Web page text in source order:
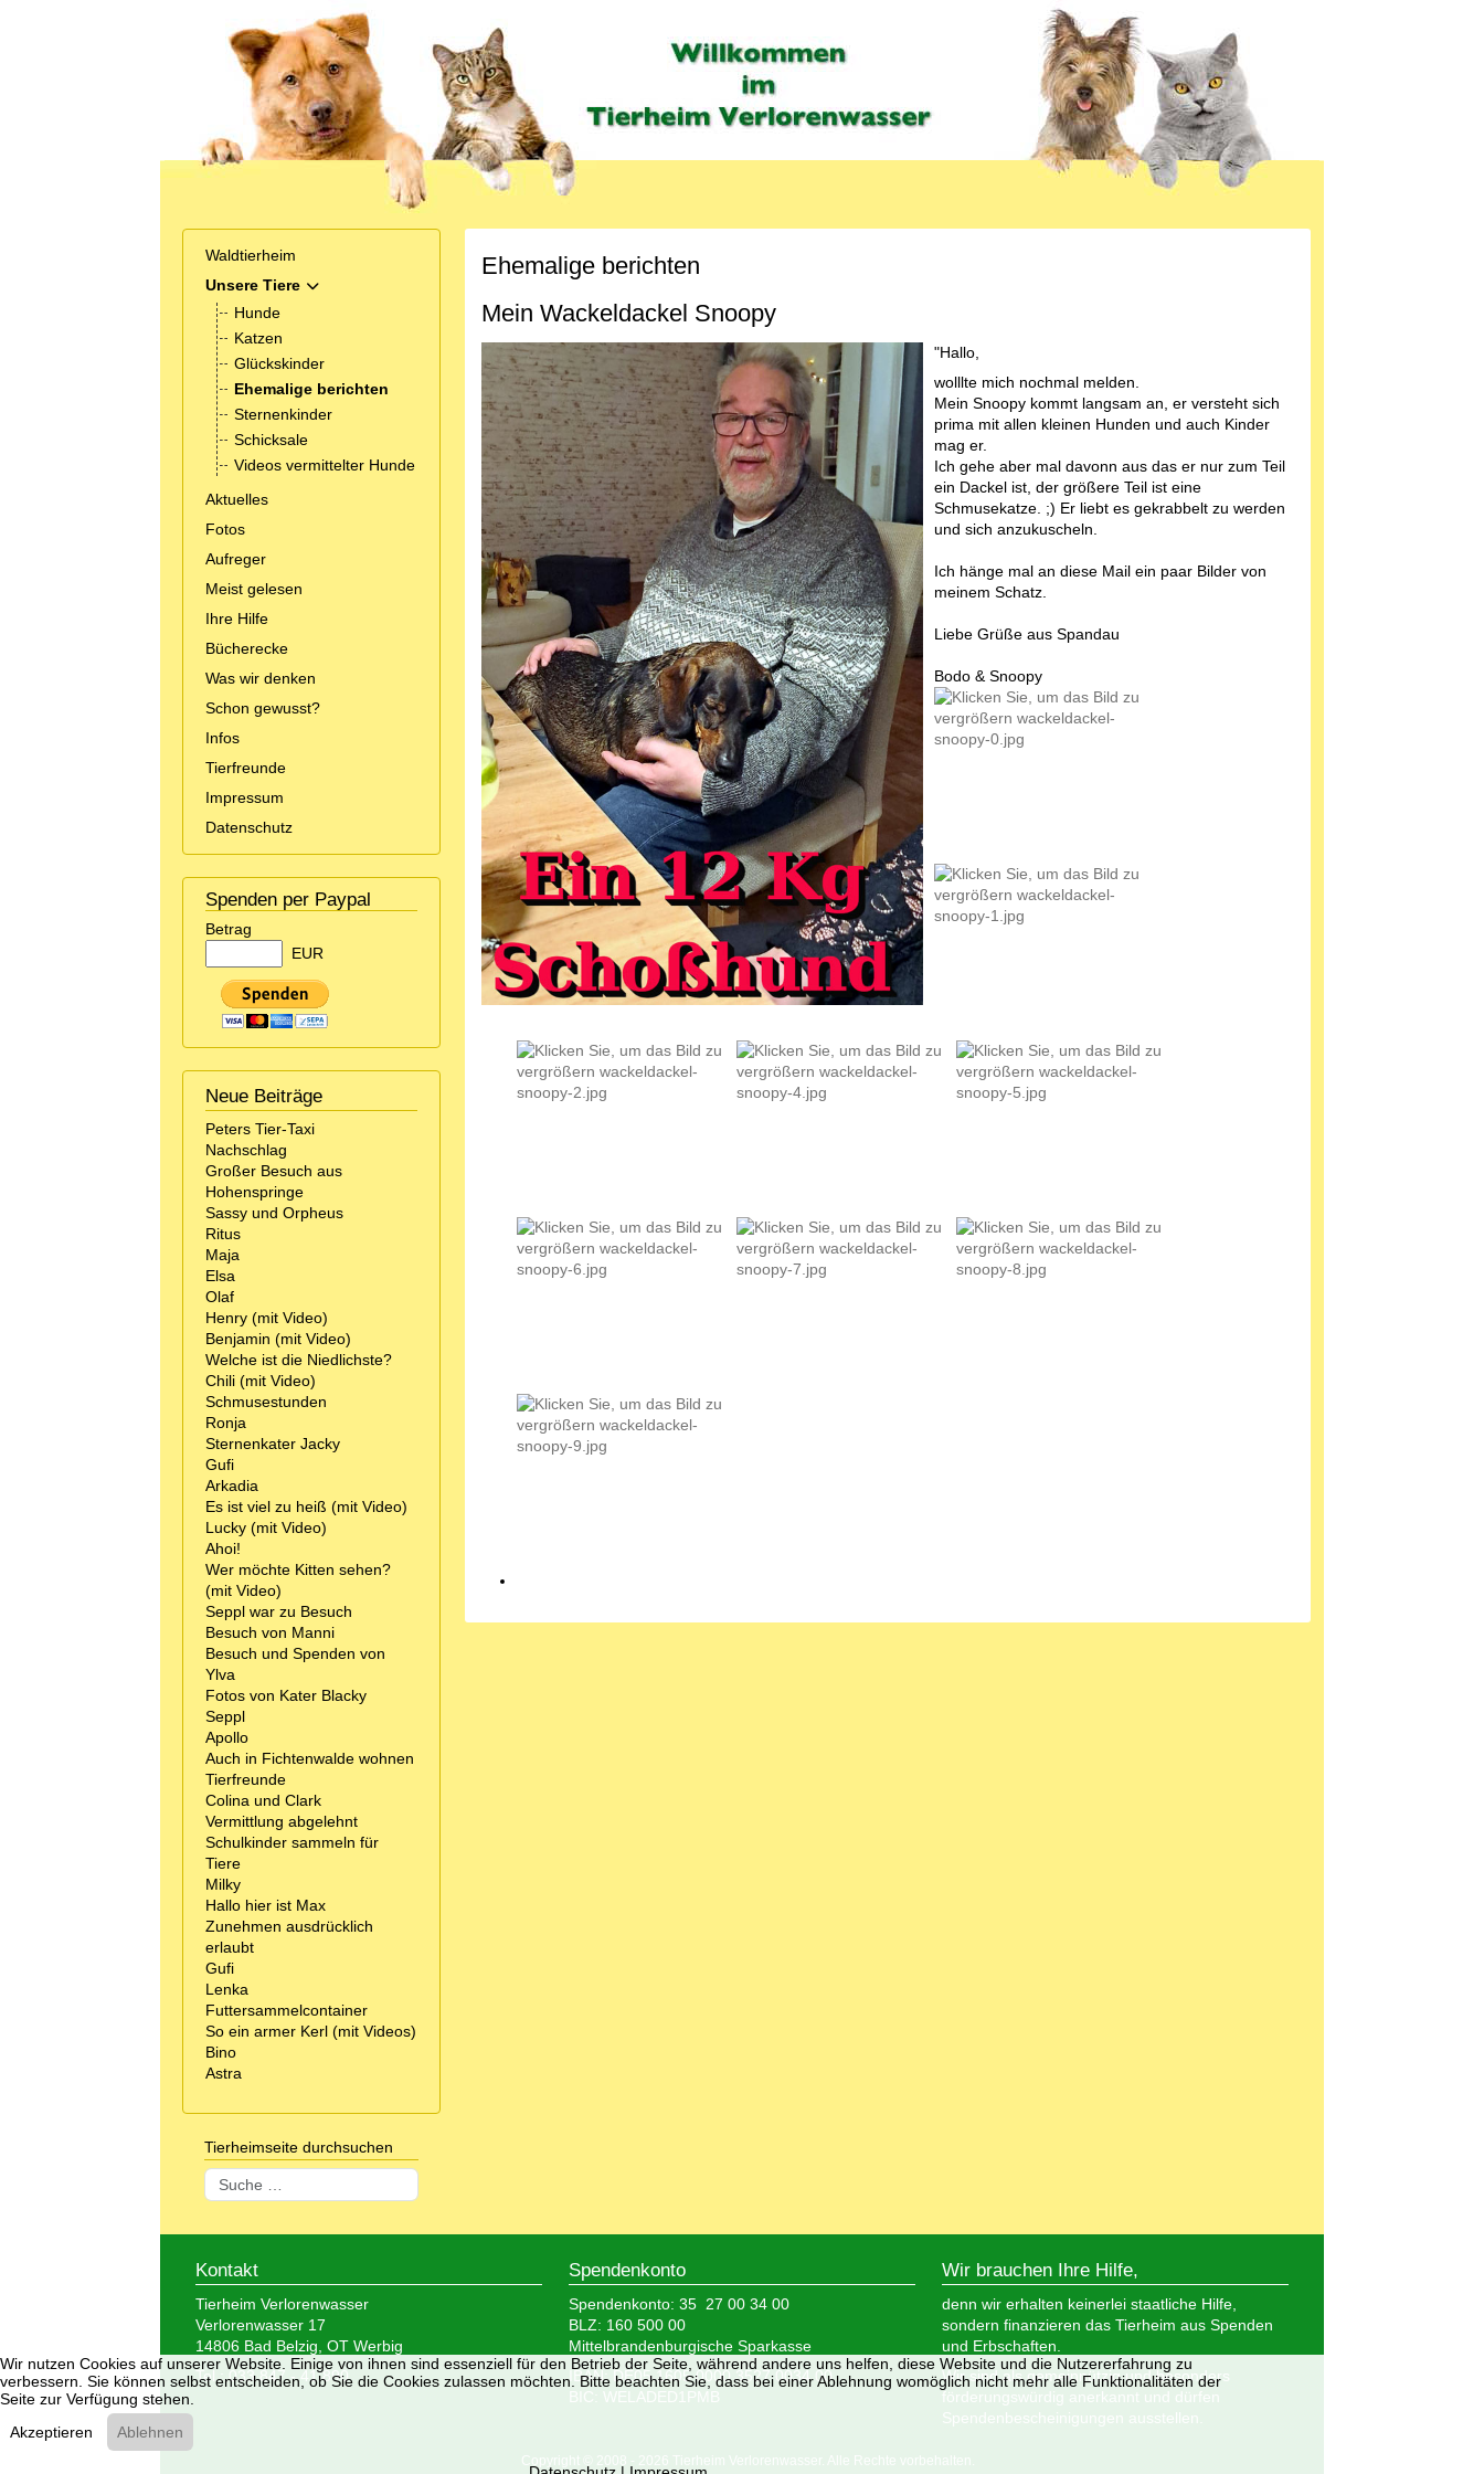
Waldtierheim
Unsere Tiere
MOD_MENU_TOGGLE_SUBMENU_LABEL
Hunde
Katzen
Glückskinder
Ehemalige berichten
Sternenkinder
Schicksale
Videos vermittelter Hunde
Aktuelles
Fotos
Aufreger
Meist gelesen
Ihre Hilfe
Bücherecke
Was wir denken
Schon gewusst?
Infos
Tierfreunde
Impressum
Datenschutz
Spenden per Paypal
Betrag
EUR
Neue Beiträge
Peters Tier-Taxi
Nachschlag
Großer Besuch aus
Hohenspringe
Sassy und Orpheus
Ritus
Maja
Elsa
Olaf
Henry (mit Video)
Benjamin (mit Video)
Welche ist die Niedlichste?
Chili (mit Video)
Schmusestunden
Ronja
Sternenkater Jacky
Gufi
Arkadia
Es ist viel zu heiß (mit Video)
Lucky (mit Video)
Ahoi!
Wer möchte Kitten sehen?
(mit Video)
Seppl war zu Besuch
Besuch von Manni
Besuch und Spenden von
Ylva
Fotos von Kater Blacky
Seppl
Apollo
Auch in Fichtenwalde wohnen
Tierfreunde
Colina und Clark
Vermittlung abgelehnt
Schulkinder sammeln für
Tiere
Milky
Hallo hier ist Max
Zunehmen ausdrücklich
erlaubt
Gufi
Lenka
Futtersammelcontainer
So ein armer Kerl (mit Videos)
Bino
Astra
Tierheimseite durchsuchen
Suchen
Ehemalige berichten
Mein Wackeldackel Snoopy
"Hallo,
wolllte mich nochmal melden.
Mein Snoopy kommt langsam an, er versteht sich
prima mit allen kleinen Hunden und auch Kinder
mag er.
Ich gehe aber mal davonn aus das er nur zum Teil
ein Dackel ist, der größere Teil ist eine
Schmusekatze. ;) Er liebt es gekrabbelt zu werden
und sich anzukuscheln.
Ich hänge mal an diese Mail ein paar Bilder von
meinem Schatz.
Liebe Grüße aus Spandau
Bodo & Snoopy
Kontakt
Tierheim Verlorenwasser
Verlorenwasser 17
14806 Bad Belzig, OT Werbig
Tel.: 033 847 - 41 890
Spendenkonto
Spendenkonto: 35 27 00 34 00
BLZ: 160 500 00
Mittelbrandenburgische Sparkasse
IBAN: DE05 1605 0000 3527 0034 00
BIC: WELADED1PMB
Wir brauchen Ihre Hilfe,
denn wir erhalten keinerlei staatliche Hilfe,
sondern finanzieren das Tierheim aus Spenden
und Erbschaften.
Wir sind als gemeinnützig und besonders
förderungswürdig anerkannt und dürfen
Spendenbescheinigungen ausstellen.
Copyright © 2008 - 2026 Tierheim Verlorenwasser. Alle Rechte vorbehalten.
Wir nutzen Cookies auf unserer Website. Einige von ihnen sind essenziell für den Betrieb der Seite, während andere uns helfen, diese Website und die Nutzererfahrung zu
verbessern. Sie können selbst entscheiden, ob Sie die Cookies zulassen möchten. Bitte beachten Sie, dass bei einer Ablehnung womöglich nicht mehr alle Funktionalitäten der
Seite zur Verfügung stehen.
Akzeptieren
Ablehnen